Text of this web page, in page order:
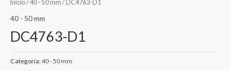
Inicio/40 - 50 mm / DC4763-D1
40 - 50 mm
DC4763-D1
Categoría:40 - 50 mm